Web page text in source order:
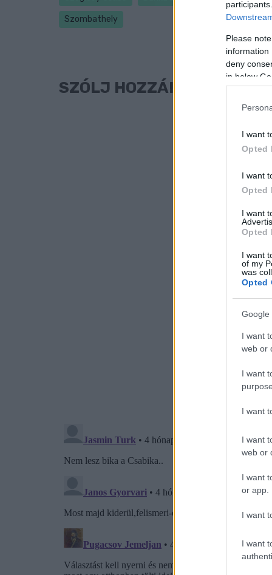
Please
information
deny
in below
I want
Opted
I want
Opted
I want
Opted
I want
of my
was
Opted
Google
I want
web or
I want
I want
I want
web or
I want
or app.
I want
I want
Szombathely
SZÓLJ HOZZÁ!